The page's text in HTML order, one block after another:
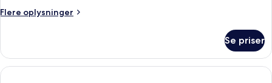
Flere oplysninger
Flere
værelse
med
2
Se priser